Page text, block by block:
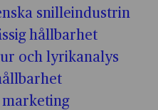
snilleindustrin
hållbarhet
och lyrikanalys